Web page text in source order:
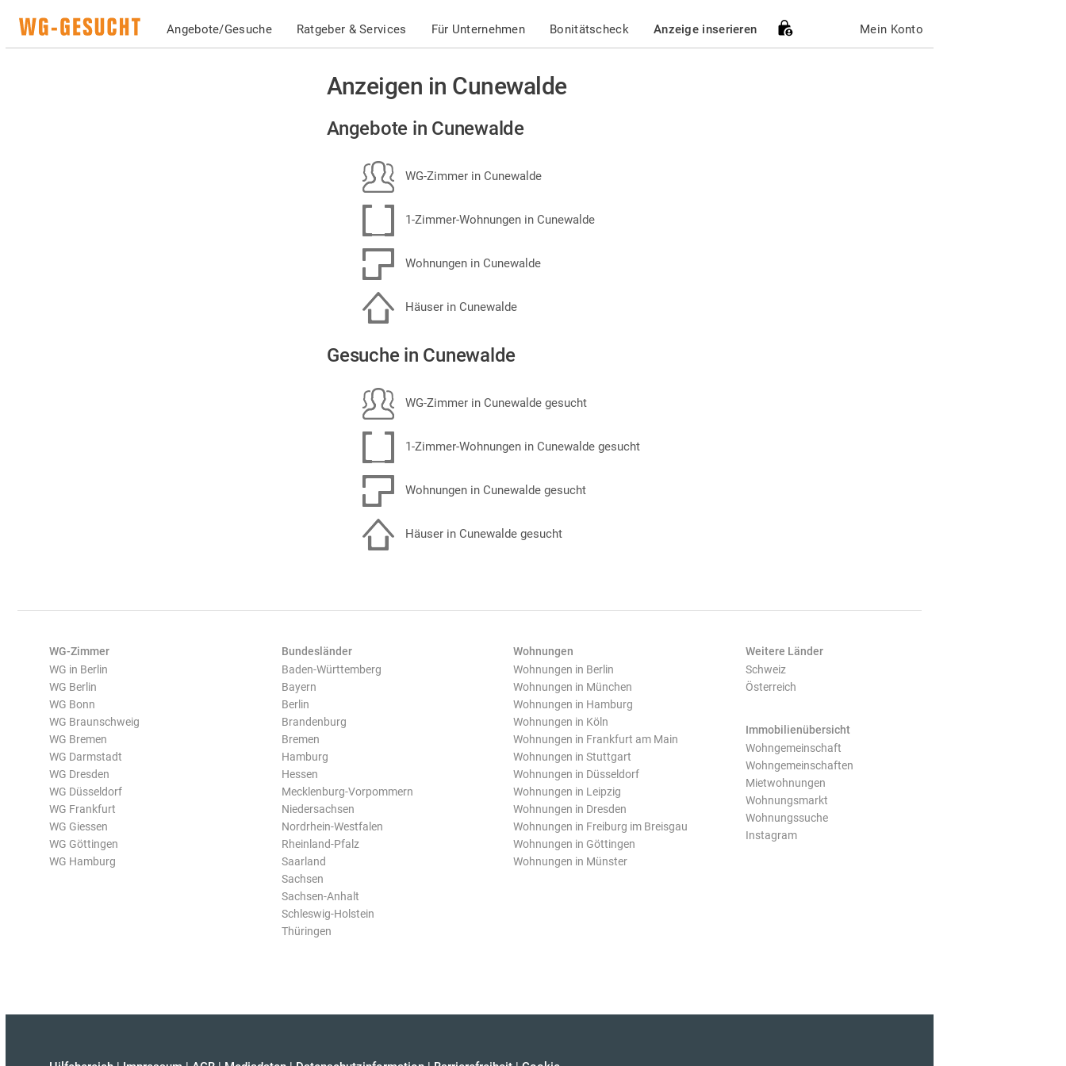
Angebote/Gesuche Ratgeber & Services Für Unternehmen Bonitätscheck Anzeige inserieren Mein Konto
Anzeigen in Cunewalde
Angebote in Cunewalde
WG-Zimmer in Cunewalde
1-Zimmer-Wohnungen in Cunewalde
Wohnungen in Cunewalde
Häuser in Cunewalde
Gesuche in Cunewalde
WG-Zimmer in Cunewalde gesucht
1-Zimmer-Wohnungen in Cunewalde gesucht
Wohnungen in Cunewalde gesucht
Häuser in Cunewalde gesucht
WG-Zimmer
WG in Berlin
WG Berlin
WG Bonn
WG Braunschweig
WG Bremen
WG Darmstadt
WG Dresden
WG Düsseldorf
WG Frankfurt
WG Giessen
WG Göttingen
WG Hamburg
Bundesländer
Baden-Württemberg
Bayern
Berlin
Brandenburg
Bremen
Hamburg
Hessen
Mecklenburg-Vorpommern
Niedersachsen
Nordrhein-Westfalen
Rheinland-Pfalz
Saarland
Sachsen
Sachsen-Anhalt
Schleswig-Holstein
Thüringen
Wohnungen
Wohnungen in Berlin
Wohnungen in München
Wohnungen in Hamburg
Wohnungen in Köln
Wohnungen in Frankfurt am Main
Wohnungen in Stuttgart
Wohnungen in Düsseldorf
Wohnungen in Leipzig
Wohnungen in Dresden
Wohnungen in Freiburg im Breisgau
Wohnungen in Göttingen
Wohnungen in Münster
Weitere Länder
Schweiz
Österreich
Immobilienübersicht
Wohngemeinschaft
Wohngemeinschaften
Mietwohnungen
Wohnungsmarkt
Wohnungssuche
Instagram